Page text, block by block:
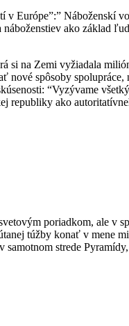
Európe”:” Náboženskí
ako základ
si na Zemi vyžiadala
spôsoby
“Vyzývame
republiky ako
poriadkom, ale v
túžby konať v mene
strede